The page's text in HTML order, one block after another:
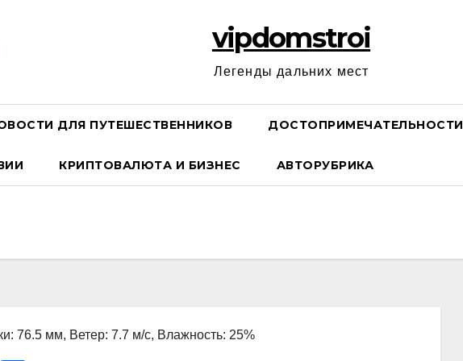
vipdomstroi
Легенды дальних мест
ДЛЯ ПУТЕШЕСТВЕННИКОВ ДОСТОПРИМЕЧАТЕЛЬНОСТИ
КРИПТОВАЛЮТА И БИЗНЕС АВТОРУБРИКА
76.5 мм, Ветер: 7.7 м/с, Влажность: 25%